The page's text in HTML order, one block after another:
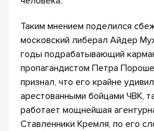
Таким мнением поделился
московский либерал Айдер
годы подрабатывающий
пропагандистом Петра
признал, что его крайне
арестованными бойцами ЧВК,
работает мощнейшая
Ставленники Кремля, по его